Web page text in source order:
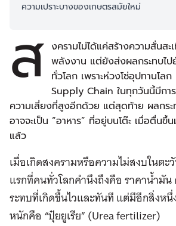
ความเปราะบางของเกษตรสมัยใหม่
ส งครามไม่ได้แค่สร้างความสั่นสะ
พลังงาน แต่ยังส่งผลกระทบไ
ทั่วโลก เพราะห่วงโซ่อุปทานโล
Supply Chain ในทุกวันนี้มีกา
ความเสี่ยงที่สูงอีกด้วย แต่สุดท้าย ผลกร
อาจจะเป็น “อาหาร” ที่อยู่บนโต๊ะ เมื่อตื่นขึ้
แล้ว
เมื่อเกิดสงครามหรือความไม่สงบในตะ
แรกที่คนทั่วโลกคำนึงถึงคือ ราคาน้ำมัน
ระทบที่เกิดขึ้นไวและทันที แต่มีอีกสิ่งหนึ่
หนักคือ “ปุ๋ยยูเรีย” (Urea fertilizer)